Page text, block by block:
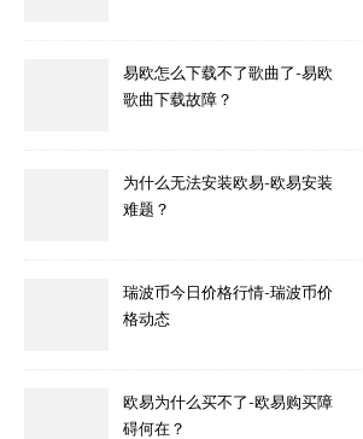
易欧怎么下载不了歌曲了-易欧
歌曲下载故障？
为什么无法安装欧易-欧易安装
难题？
瑞波币今日价格行情-瑞波币价
格动态
欧易为什么买不了-欧易购买障
碍何在？